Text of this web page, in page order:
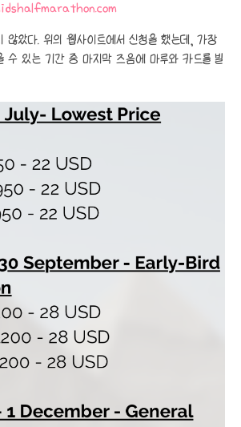
않았다. 위의 웹사이트에서 신청을 했는데, 가장
수 있는 기간 중 마지막 즈음에 마루와 카드를 빌